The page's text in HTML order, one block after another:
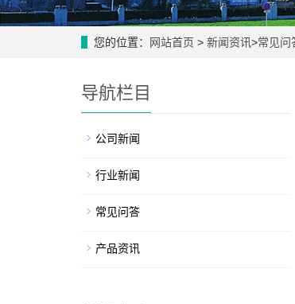
您的位置： 网站首页 > 新闻资讯>常见问
导航栏目
公司新闻
行业新闻
常见问答
产品资讯